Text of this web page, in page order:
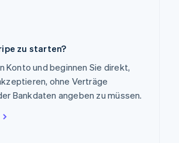
zu starten?
Konto und beginnen Sie direkt,
ohne Verträge
Bankdaten angeben zu müssen.
ItalianoEnglish